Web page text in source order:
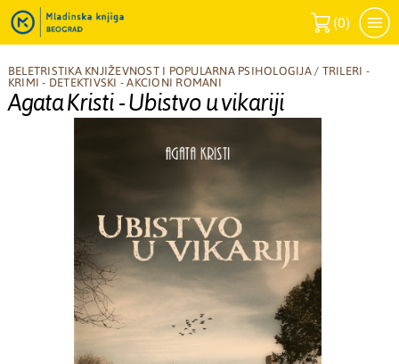
(0)
BELETRISTIKA KNJIŽEVNOST I POPULARNA PSIHOLOGIJA / TRILERI -
KRIMI - DETEKTIVSKI - AKCIONI ROMANI
Agata Kristi - Ubistvo u vikariji